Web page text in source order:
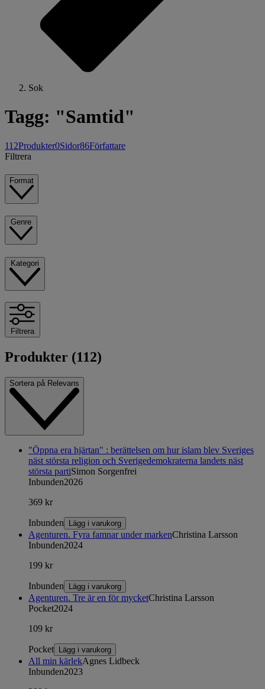
Sok
Tagg: "Samtid"
112Produkter0Sidor86Författare
Filtrera
Format
Filtrera
Produkter (112)
Sortera på Relevans
"Öppna era hjärtan" : berättelsen om hur islam blev Sveriges
näst största religion och Sverigedemokraterna landets näst
största partiSimon Sorgenfrei
Inbunden2026
369 kr
Inbunden Lägg i varukorg
Agenturen. Fyra famnar under markenChristina Larsson
Inbunden2024
199 kr
Inbunden Lägg i varukorg
Agenturen. Tre är en för mycketChristina Larsson
Pocket2024
109 kr
Pocket Lägg i varukorg
All min kärlekAgnes Lidbeck
Inbunden2023